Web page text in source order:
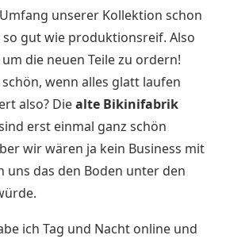
unserer Kollektion schon
gut wie produktionsreif. Also
die neuen Teile zu ordern!
wenn alles glatt laufen
also? Diealte Bikinifabrik
erst einmal ganz schön
wir wären ja kein Business mit
uns das den Boden unter den
ich Tag und Nacht online und